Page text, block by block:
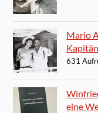
Mario
Kapitän
631
eine